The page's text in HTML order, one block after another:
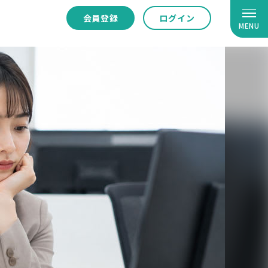
MENU
会員登録 ログイン